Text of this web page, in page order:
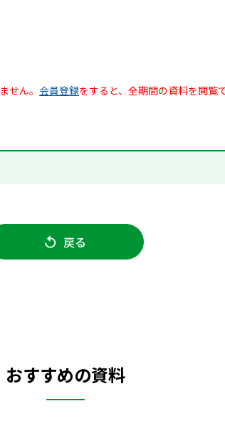
せん。 会員登録をすると、全期間の資料を閲覧
戻る
おすすめの資料